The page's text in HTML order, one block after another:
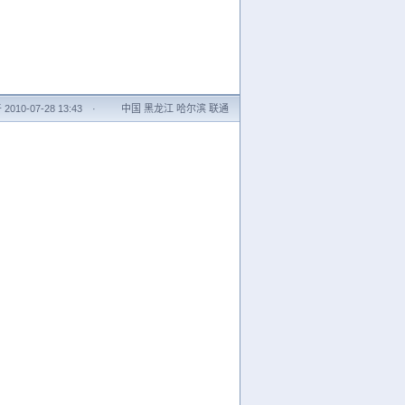
2010-07-28 13:43 · 中国 黑龙江 哈尔滨 联通